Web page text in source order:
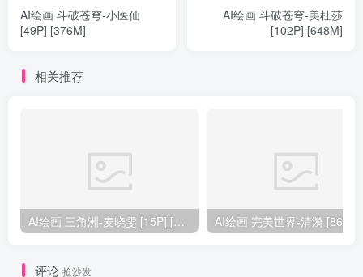
AI绘画 斗破苍穹-小医仙
[49P] [376M]
AI绘画 斗破苍穹-美杜莎
[102P] [648M]
相关推荐
AI绘画 三角洲-麦晓雯 [15P] [57M]
评论 抢沙发